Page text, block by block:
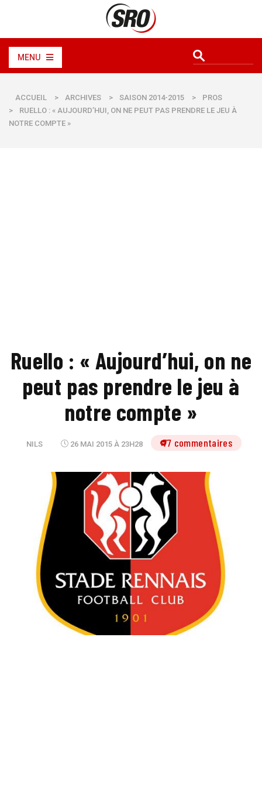
MENU
ACCUEIL > ARCHIVES > SAISON 2014-2015 >
PROS
>
RUELLO : « AUJOURD’HUI, ON NE PEUT PAS PRENDRE LE JEU À
NOTRE COMPTE »
Ruello : « Aujourd’hui, on ne
peut pas prendre le jeu à
notre compte »
NILS 26 MAI 2015 À 23H28 77 commentaires